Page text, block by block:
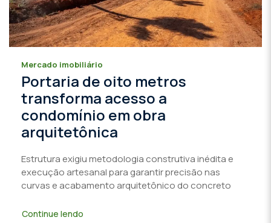
Mercado imobiliário
Portaria de oito metros
transforma acesso a
condomínio em obra
arquitetônica
Estrutura exigiu metodologia construtiva inédita e
execução artesanal para garantir precisão nas
curvas e acabamento arquitetônico do concreto
Continue lendo